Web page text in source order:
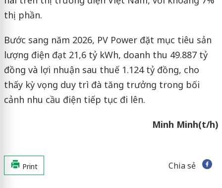
thị phần.
Bước sang năm 2026, PV Power đặt mục tiêu sản
lượng điện đạt 21,6 tỷ kWh, doanh thu 49.887 tỷ
đồng và lợi nhuận sau thuế 1.124 tỷ đồng, cho
thấy kỳ vọng duy trì đà tăng trưởng trong bối
cảnh nhu cầu điện tiếp tục đi lên.
Minh Minh(t/h)
Print Chia sẻ